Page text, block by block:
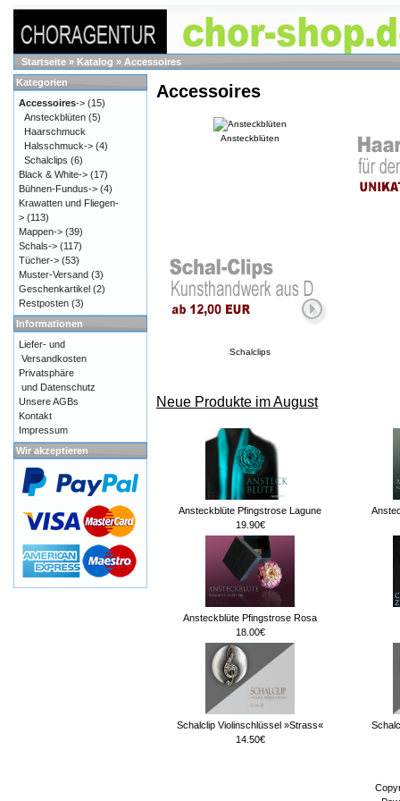
Startseite » Katalog » Accessoires
Accessoires
Ansteckblüten
Schalclips
Neue Produkte im August
Ansteckblüte Pfingstrose Lagune
19.90€
Ansteckblüte Pfingstrose Rosa
18.00€
Schalclip Violinschlüssel »Strass«
14.50€
Kategorien
Accessoires-> (15)
Ansteckblüten (5)
Haarschmuck
Halsschmuck-> (4)
Schalclips (6)
Black & White-> (17)
Bühnen-Fundus-> (4)
Krawatten und Fliegen-
> (113)
Mappen-> (39)
Schals-> (117)
Tücher-> (53)
Muster-Versand (3)
Geschenkartikel (2)
Restposten (3)
Informationen
Liefer- und
Versandkosten
Privatsphäre
und Datenschutz
Unsere AGBs
Kontakt
Impressum
Wir akzeptieren